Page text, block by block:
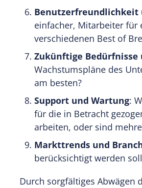
Benutzerfreundlichkeit
einfacher, Mitarbeiter für
verschiedenen Best of
Zukünftige Bedürfnisse
Wachstumspläne des
am besten?
Support und Wartung:
für die in Betracht
arbeiten, oder sind
Markttrends und
berücksichtigt werden
Durch sorgfältiges Abwägen